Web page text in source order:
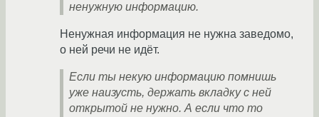
ненужную информацию.
Ненужная информация не нужна заведомо,
о ней речи не идёт.
Если ты некую информацию помнишь
уже наизусть, держать вкладку с ней
открытой не нужно. А если что то